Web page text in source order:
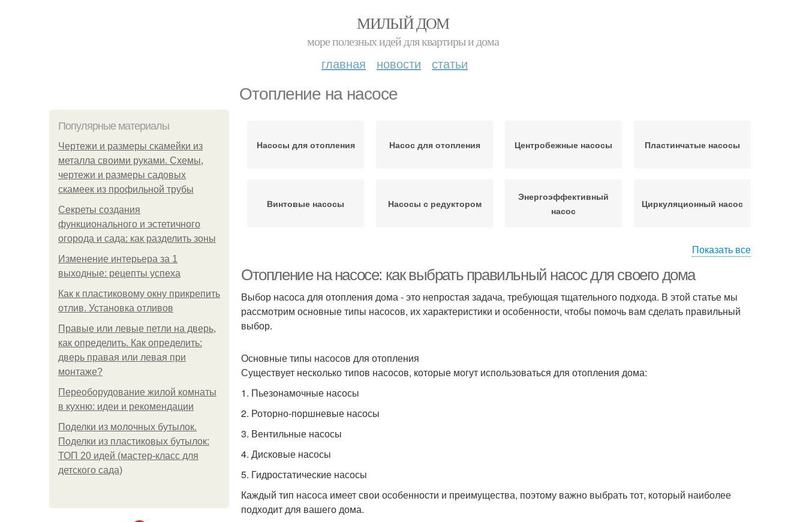
МИЛЫЙ ДОМ
море полезных идей для квартиры и дома
главная новости статьи
Отопление на насосе
Популярные материалы
Чертежи и размеры скамейки из
металла своими руками. Схемы,
чертежи и размеры садовых
скамеек из профильной трубы
Секреты создания
функционального и эстетичного
огорода и сада: как разделить зоны
Изменение интерьера за 1
выходные: рецепты успеха
Как к пластиковому окну прикрепить
отлив. Установка отливов
Правые или левые петли на дверь,
как определить. Как определить:
дверь правая или левая при
монтаже?
Переоборудование жилой комнаты
в кухню: идеи и рекомендации
Поделки из молочных бутылок.
Поделки из пластиковых бутылок:
ТОП 20 идей (мастер-класс для
детского сада)
Насосы для отопления Насос для отопления Центробежные насосы Пластинчатые насосы
Винтовые насосы Насосы с редуктором
Энергоэффективный
насос
Циркуляционный насос
циркуляцией
Показать все
Отопление на насосе: как выбрать правильный насос для своего дома
Выбор насоса для отопления дома - это непростая задача, требующая тщательного подхода. В этой статье мы
рассмотрим основные типы насосов, их характеристики и особенности, чтобы помочь вам сделать правильный
выбор.
Основные типы насосов для отопления
Существует несколько типов насосов, которые могут использоваться для отопления дома:
1. Пьезонамочные насосы
2. Роторно-поршневые насосы
3. Вентильные насосы
4. Дисковые насосы
5. Гидростатические насосы
Каждый тип насоса имеет свои особенности и преимущества, поэтому важно выбрать тот, который наиболее
подходит для вашего дома.